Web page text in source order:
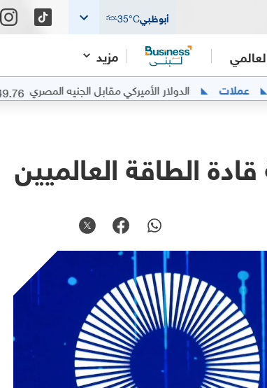
أبوظبي 35°C
مزيد
الدولار الأميركي مقابل الجنيه المصري 49.76
+0.01